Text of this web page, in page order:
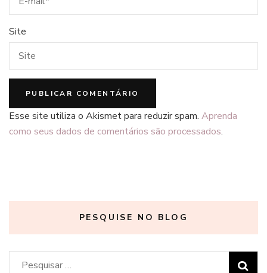
Site
Esse site utiliza o Akismet para reduzir spam. Aprenda
como seus dados de comentários são processados.
PESQUISE NO BLOG
Pesquisar